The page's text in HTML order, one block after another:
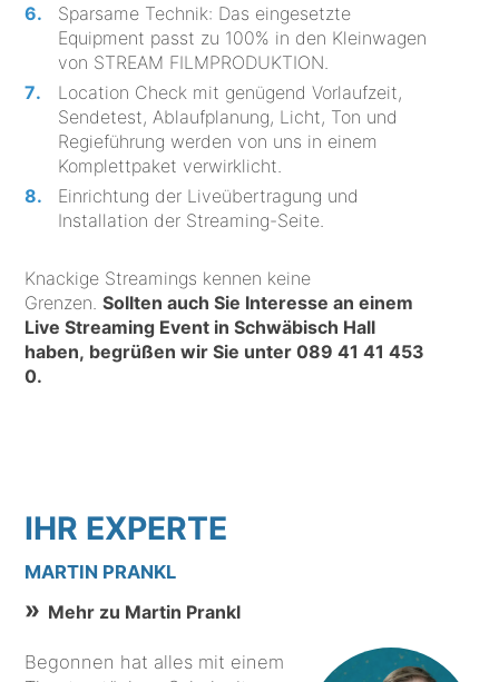
Sparsame Technik: Das eingesetzte
Equipment passt zu 100% in den Kleinwagen
von STREAM FILMPRODUKTION.
Location Check mit genügend Vorlaufzeit,
Sendetest, Ablaufplanung, Licht, Ton und
Regieführung werden von uns in einem
Komplettpaket verwirklicht.
Einrichtung der Liveübertragung und
Installation der Streaming-Seite.
Knackige Streamings kennen keine
Grenzen.Sollten auch Sie Interesse an einem
Live Streaming Event in Schwäbisch Hall
haben, begrüßen wir Sie unter089 41 41 453
0.
IHR EXPERTE
MARTIN PRANKL
Mehr zu Martin Prankl
Begonnen hat alles mit einem